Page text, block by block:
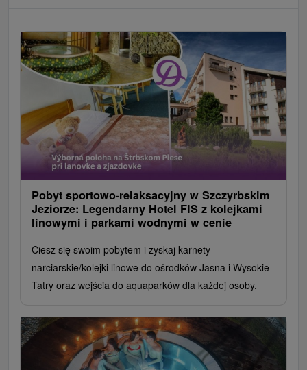
Pobyt sportowo-relaksacyjny w Szczyrbskim
Jeziorze: Legendarny Hotel FIS z kolejkami
linowymi i parkami wodnymi w cenie
Ciesz się swoim pobytem i zyskaj karnety
narciarskie/kolejki linowe do ośrodków Jasna i Wysokie
Tatry oraz wejścia do aquaparków dla każdej osoby.